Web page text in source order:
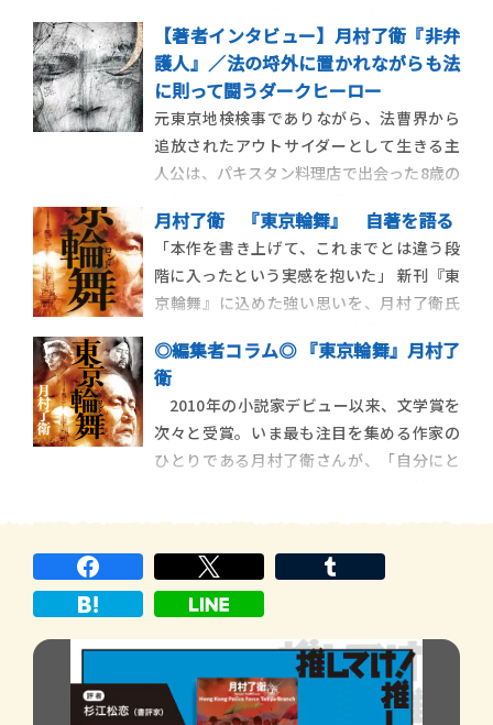
いだろうか。果てしない空想の世界へと誘っ
てくれる壮大な物語、弱った心や孤独に寄
り添ってくれる優しい物語、怒涛の展開や
謎解きに没入させてくれるスリリングな物
語。
【著者インタビュー】月村了衛『非弁
護人』／法の埒外に置かれながらも法
に則って闘うダークヒーロー
元東京地検検事でありながら、法曹界から
追放されたアウトサイダーとして生きる主
人公は、パキスタン料理店で出会った8歳の
しいと依頼される。事件を追ううちに浮か
び上がった「ヤクザ喰い」の正体とは？
エンタメ界の注目作家によるリーガルサス
ペンスの傑作！ 【ポスト・ブック […]
月村了衛 『東京輪舞』 自著を語る
「本作を書き上げて、これまでとは違う段
階に入ったという実感を抱いた」 新刊『東
京輪舞』に込めた強い思いを、月村了衛氏
村了衛 『東京輪舞(ロンド)』 月刊 本の窓
2019年1月号 現実と小説と『東京輪舞』
本作『東京輪舞』は、小 […]
◎編集者コラム◎ 『東京輪舞』月村了
衛
2010年の小説家デビュー以来、文学賞を
次々と受賞。いま最も注目を集める作家の
ひとりである月村了衛さんが、「自分にと